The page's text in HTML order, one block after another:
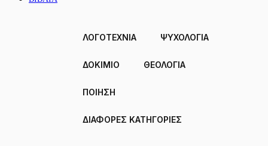
ΛΟΓΟΤΕΧΝΙΑ ΨΥΧΟΛΟΓΙΑ
ΔΟΚΙΜΙΟ ΘΕΟΛΟΓΙΑ
ΠΟΙΗΣΗ
ΔΙΑΦΟΡΕΣ ΚΑΤΗΓΟΡΙΕΣ